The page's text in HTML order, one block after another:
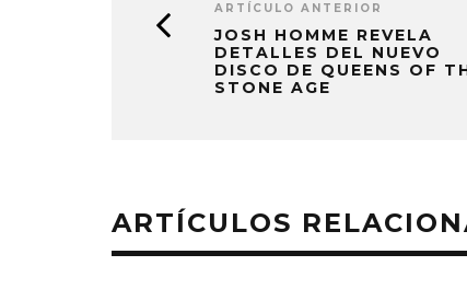
ARTÍCULO ANTERIOR
JOSH HOMME REVELA
DETALLES DEL NUEVO
DISCO DE QUEENS OF
STONE AGE
ARTÍCULOS